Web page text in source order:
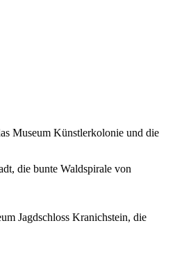
Museum Künstlerkolonie und die
die bunte Waldspirale von
Jagdschloss Kranichstein, die